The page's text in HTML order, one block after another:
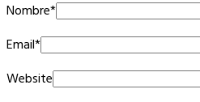
Nombre*
Email*
Website